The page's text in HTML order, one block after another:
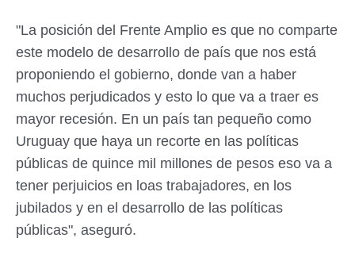
"La posición del Frente Amplio es que no comparte
este modelo de desarrollo de país que nos está
proponiendo el gobierno, donde van a haber
muchos perjudicados y esto lo que va a traer es
mayor recesión. En un país tan pequeño como
Uruguay que haya un recorte en las políticas
públicas de quince mil millones de pesos eso va a
tener perjuicios en loas trabajadores, en los
jubilados y en el desarrollo de las políticas
públicas", aseguró.